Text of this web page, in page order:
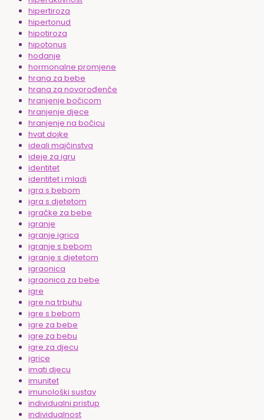
hipertiroza
hipertonud
hipotiroza
hipotonus
hodanje
hormonalne promjene
hrana za bebe
hrana za novorođenče
hranjenje bočicom
hranjenje djece
hranjenje na bočicu
hvat dojke
ideali majčinstva
ideje za igru
identitet
identitet i mladi
igra s bebom
igra s djetetom
igračke za bebe
igranje
igranje igrica
igranje s bebom
igranje s djetetom
igraonica
igraonica za bebe
igre
igre na trbuhu
igre s bebom
igre za bebe
igre za bebu
igre za djecu
igrice
imati djecu
imunitet
imunološki sustav
individualni pristup
individualnost